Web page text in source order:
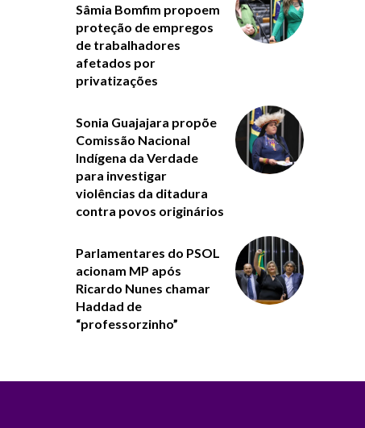
Sâmia Bomfim propoem
proteção de empregos
de trabalhadores
afetados por
privatizações
Sonia Guajajara propõe
Comissão Nacional
Indígena da Verdade
para investigar
violências da ditadura
contra povos originários
Parlamentares do PSOL
acionam MP após
Ricardo Nunes chamar
Haddad de
“professorzinho”